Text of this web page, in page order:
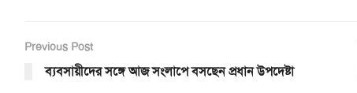
Previous Post
ব্যবসায়ীদের সঙ্গে আজ সংলাপে বসছেন প্রধান উপদেষ্টা